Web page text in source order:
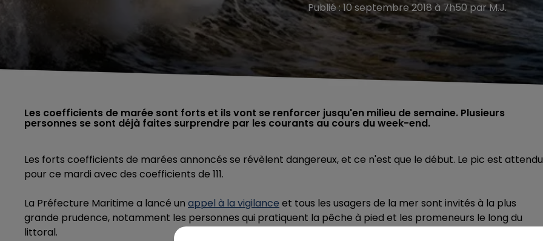
Publié : 10 septembre 2018 à 7h50 par M.J.
Les coefficients de marée sont forts et ils vont se renforcer jusqu'en milieu de semaine. Plusieurs
personnes se sont déjà faites surprendre par les courants au cours du week-end.
Les forts coefficients de marées annoncés se révèlent dangereux, et ce n'est que le début. Le pic est attendu
pour ce mardi avec des coefficients de 111.
La Préfecture Maritime a lancé un appel à la vigilance et tous les usagers de la mer sont invités à la plus
grande prudence, notamment les personnes qui pratiquent la pêche à pied et les promeneurs le long du
littoral.